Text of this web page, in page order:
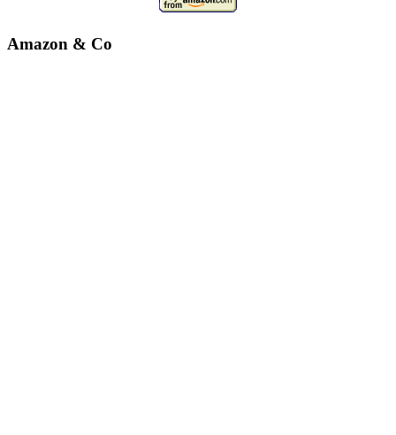
Amazon & Co